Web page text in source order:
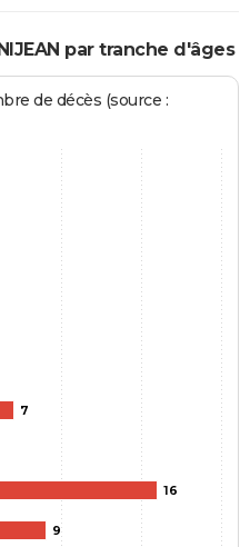
par tranche d'âges
de décès (source :
7
16
9